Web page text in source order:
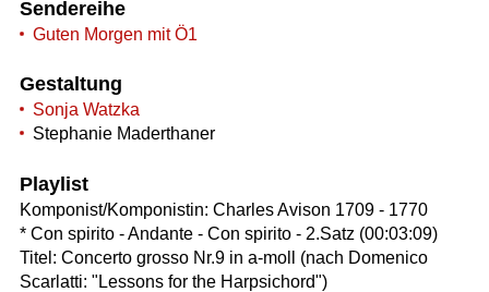
Sendereihe
Guten Morgen mit Ö1
Gestaltung
Sonja Watzka
Stephanie Maderthaner
Playlist
Komponist/Komponistin: Charles Avison 1709 - 1770
* Con spirito - Andante - Con spirito - 2.Satz (00:03:09)
Titel: Concerto grosso Nr.9 in a-moll (nach Domenico
Scarlatti: "Lessons for the Harpsichord")